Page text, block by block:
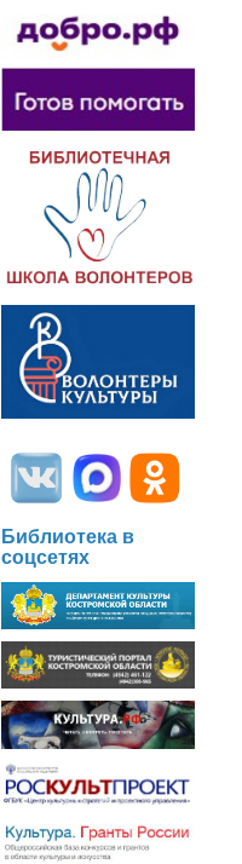
Библиотека в
соцсетях